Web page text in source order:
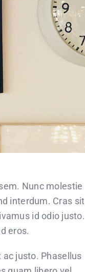
Nunc molestie
interdum. Cras sit
id odio justo.
eros.
justo. Phasellus